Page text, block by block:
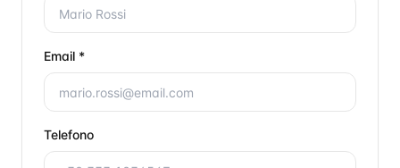
Email *
Telefono